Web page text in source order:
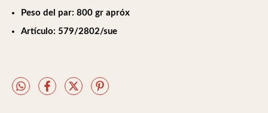
Peso del par: 800 gr apróx
Artículo: 579/2802/sue